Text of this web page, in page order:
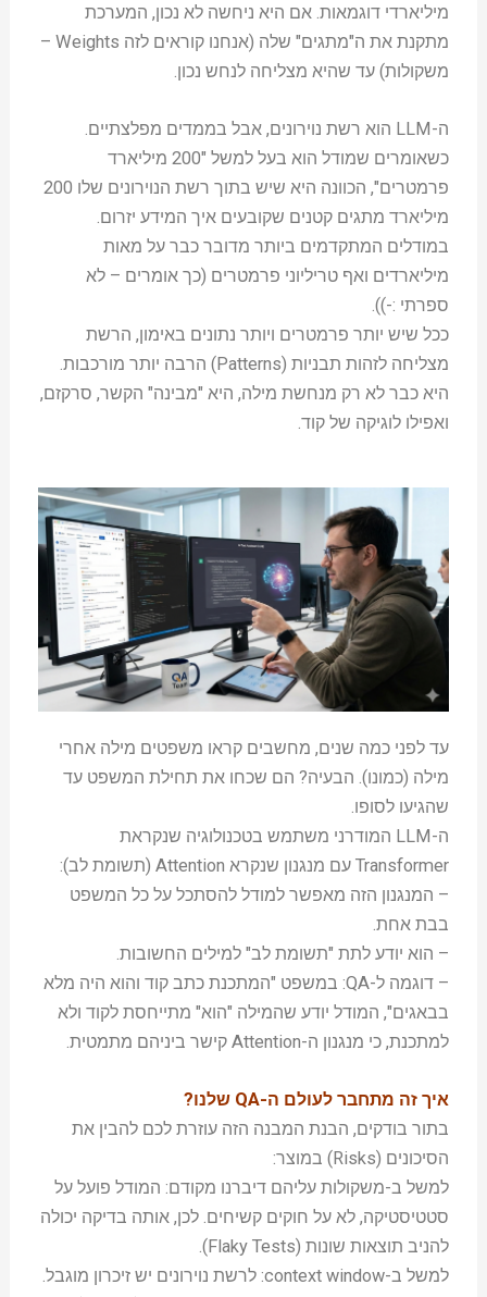
מיליארדי דוגמאות. אם היא ניחשה לא נכון, המערכת
מתקנת את ה"מתגים" שלה (אנחנו קוראים לזה Weights –
משקולות) עד שהיא מצליחה לנחש נכון.
ה-LLM הוא רשת נוירונים, אבל בממדים מפלצתיים.
כשאומרים שמודל הוא בעל למשל "200 מיליארד
פרמטרים", הכוונה היא שיש בתוך רשת הנוירונים שלו 200
מיליארד מתגים קטנים שקובעים איך המידע יזרום.
במודלים המתקדמים ביותר מדובר כבר על מאות
מיליארדים ואף טריליוני פרמטרים (כך אומרים – לא
ספרתי :-)).
ככל שיש יותר פרמטרים ויותר נתונים באימון, הרשת
מצליחה לזהות תבניות (Patterns) הרבה יותר מורכבות.
היא כבר לא רק מנחשת מילה, היא "מבינה" הקשר, סרקזם,
ואפילו לוגיקה של קוד.
עד לפני כמה שנים, מחשבים קראו משפטים מילה אחרי
מילה (כמונו). הבעיה? הם שכחו את תחילת המשפט עד
שהגיעו לסופו.
ה-LLM המודרני משתמש בטכנולוגיה שנקראת
Transformer עם מנגנון שנקרא Attention (תשומת לב):
– המנגנון הזה מאפשר למודל להסתכל על כל המשפט
בבת אחת.
– הוא יודע לתת "תשומת לב" למילים החשובות.
– דוגמה ל-QA: במשפט "המתכנת כתב קוד והוא היה מלא
בבאגים", המודל יודע שהמילה "הוא" מתייחסת לקוד ולא
למתכנת, כי מנגנון ה-Attention קישר ביניהם מתמטית.
איך זה מתחבר לעולם ה-QA שלנו?
בתור בודקים, הבנת המבנה הזה עוזרת לכם להבין את
הסיכונים (Risks) במוצר:
למשל ב-משקולות עליהם דיברנו מקודם: המודל פועל על
סטטיסטיקה, לא על חוקים קשיחים. לכן, אותה בדיקה יכולה
להניב תוצאות שונות (Flaky Tests).
למשל ב-context window: לרשת נוירונים יש זיכרון מוגבל.